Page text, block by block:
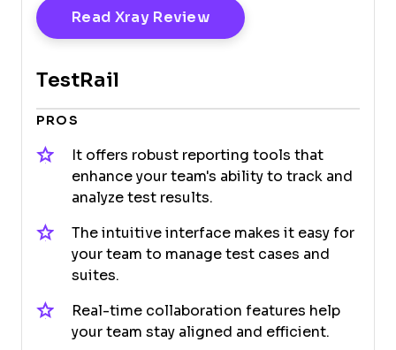
Read Xray ReviewOpens New Window
TestRail
PROS
It offers robust reporting tools that
enhance your team's ability to track and
analyze test results.
The intuitive interface makes it easy for
your team to manage test cases and
suites.
Real-time collaboration features help
your team stay aligned and efficient.